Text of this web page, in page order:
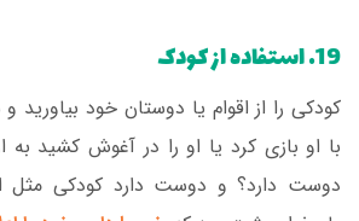
19. استفاده از کودک
کودکی را از اقوام یا دوستان خود
با او بازی کرد یا او را در آغوش کشید به
دوست دارد؟ و دوست دارد کودکی مثل